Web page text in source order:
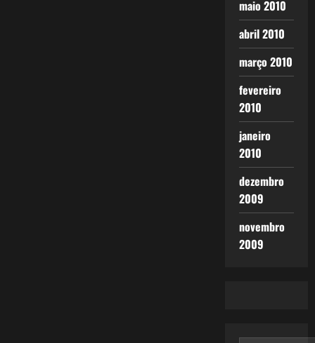
maio 2010
abril 2010
março 2010
fevereiro
2010
janeiro
2010
dezembro
2009
novembro
2009